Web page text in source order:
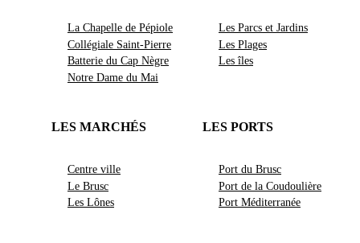
La Chapelle de Pépiole
Collégiale Saint-Pierre
Batterie du Cap Nègre
Notre Dame du Mai
Les Parcs et Jardins
Les Plages
Les îles
LES MARCHÉS
Centre ville
Le Brusc
Les Lônes
LES PORTS
Port du Brusc
Port de la Coudoulière
Port Méditerranée